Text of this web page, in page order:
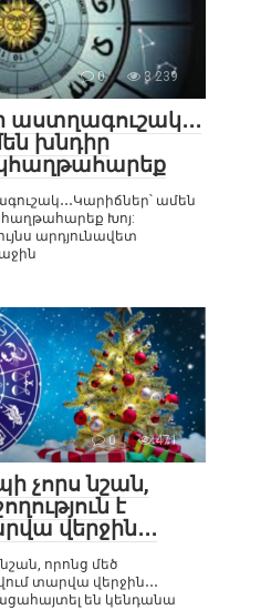
0 3 239
աստղագուշակ․․․
խնդիր
ամեն
Խոյ:
արդյունավետ
0 471
չորս նշան,
է
վերջին․․․
որոնց մեծ
տարվա վերջին․․․
են կենդանա